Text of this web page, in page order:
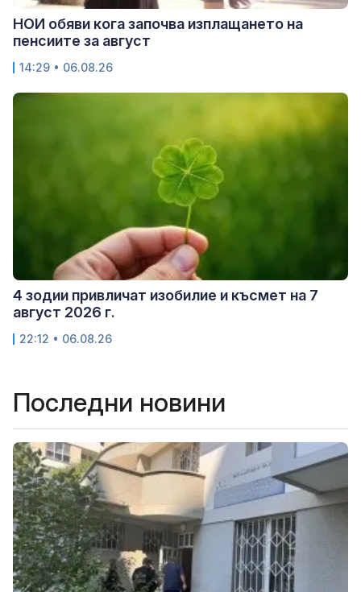
НОИ обяви кога започва изплащането на
пенсиите за август
14:29 • 06.08.26
4 зодии привличат изобилие и късмет на 7
август 2026 г.
22:12 • 06.08.26
Последни новини